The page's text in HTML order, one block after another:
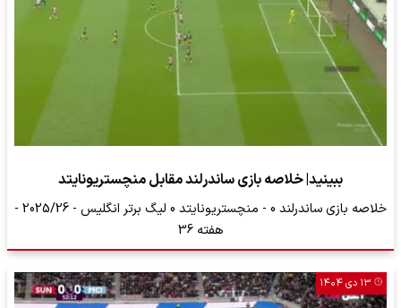
ببینید| خلاصه بازی ساندرلند مقابل منچستریونایتد
خلاصه بازی ساندرلند 0 - منچستریونایتد 0 لیگ برتر انگلیس - 2025/26 -
هفته 36
۱۳ دی ۱۴۰۴